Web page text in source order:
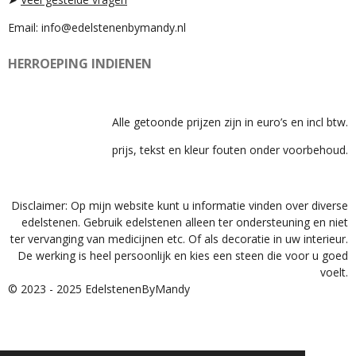
Email: info@edelstenenbymandy.nl
HERROEPING INDIENEN
Alle getoonde prijzen zijn in euro’s en incl btw.
prijs, tekst en kleur fouten onder voorbehoud.
Disclaimer: Op mijn website kunt u informatie vinden over diverse
edelstenen. Gebruik edelstenen alleen ter ondersteuning en niet
ter vervanging van medicijnen etc. Of als decoratie in uw interieur.
De werking is heel persoonlijk en kies een steen die voor u goed
voelt.
© 2023 - 2025 EdelstenenByMandy